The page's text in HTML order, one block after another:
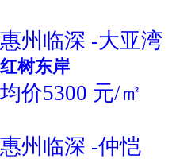
惠州临深 -大亚湾
红树东岸
均价5300 元/㎡
惠州临深 -仲恺